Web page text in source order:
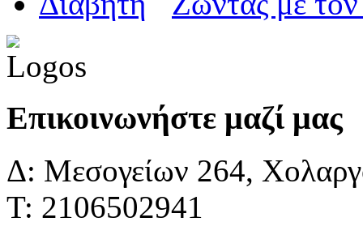
Επικοινωνήστε μαζί μας
Δ: Μεσογείων 264,
Τ: 2106502941